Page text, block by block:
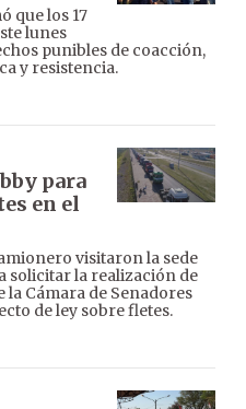
que los 17
lunes
punibles de coacción,
y resistencia.
para
en el
visitaron la sede
solicitar la realización de
Cámara de Senadores
de ley sobre fletes.